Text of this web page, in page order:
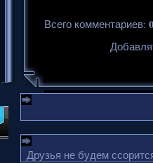
Всего комментариев: 0
Друзья не будем